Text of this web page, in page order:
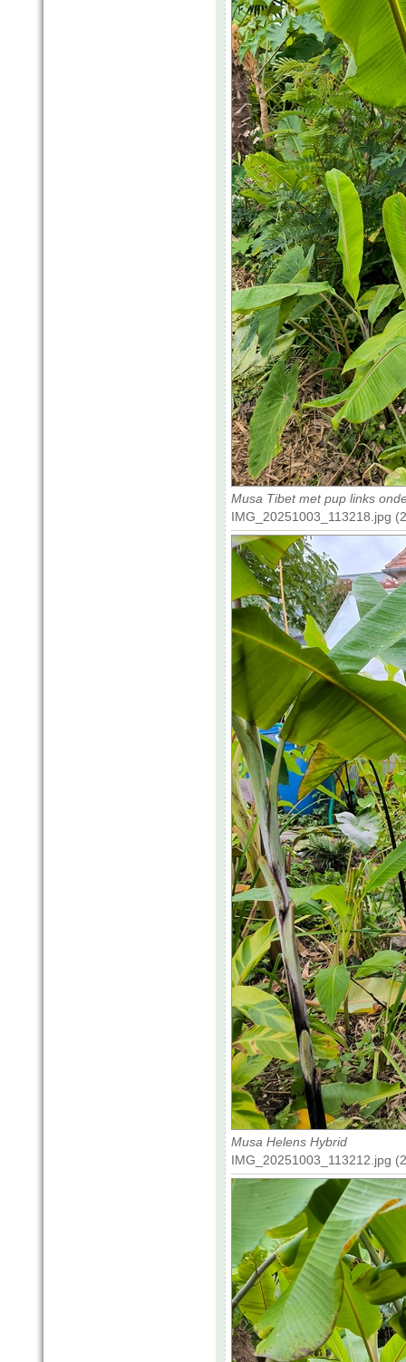
Musa Tibet met pup links
IMG_20251003_113218.jpg
Musa Helens Hybrid
IMG_20251003_113212.jpg